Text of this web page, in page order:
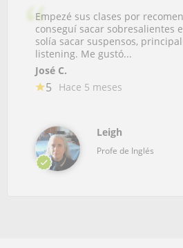
Empezé sus clases por
conseguí sacar sobresalientes
solía sacar suspensos,
listening. Me gustó...
José C.
5 Hace 5 meses
Leigh
Profe de Inglés